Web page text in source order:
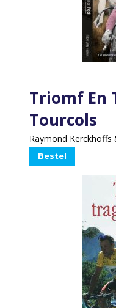
Triomf En
Tourcols
Raymond Kerckhoffs
Bestel